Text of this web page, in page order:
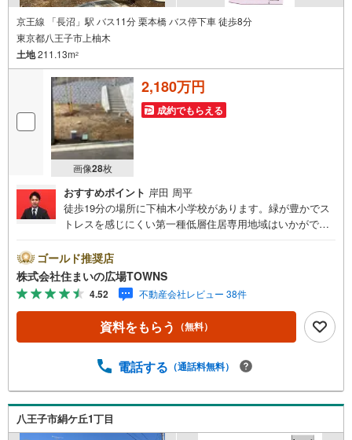
京王線 「長沼」駅 バス11分 栗本橋 バス停下車 徒歩8分
東京都八王子市上柚木
土地211.13m2
画像28枚
2,180万円
成約でもらえる
おすすめポイント 岸田 周平
徒歩19分の場所に下柚木小学校があります。緑が豊かでス
トレスを感じにくい第一種低層住居専用地域はいかがでし
す。コチラは売地の情報となっています。土地購入をお考
えの方は是非。マイホームをお考えの方には、こちらの住
宅用地。【年中無休/9:00～21:00】人気物件は特にお問い
合わせが集中するため、お早めにお電話下さい。「室内・
現地を見学する」ボタンよりご予約頂くとご見学がスムー
ズです。■その他、各種ご相談も承っております。○住宅ロ
広場TOWNSからお客様へ経験豊富なスタッフが親身になっ
載物件も併せてご紹介可能ですのでお気軽にお問い合わせ
下さい♪駐車場もございますので、お車でのお越しも大歓
迎です！
ゴールド推奨店
株式会社住まいの広場TOWNS
4.52 不動産会社レビュー 38件
資料をもらう （無料）
電話する （通話料無料）
八王子市絹ケ丘1丁目